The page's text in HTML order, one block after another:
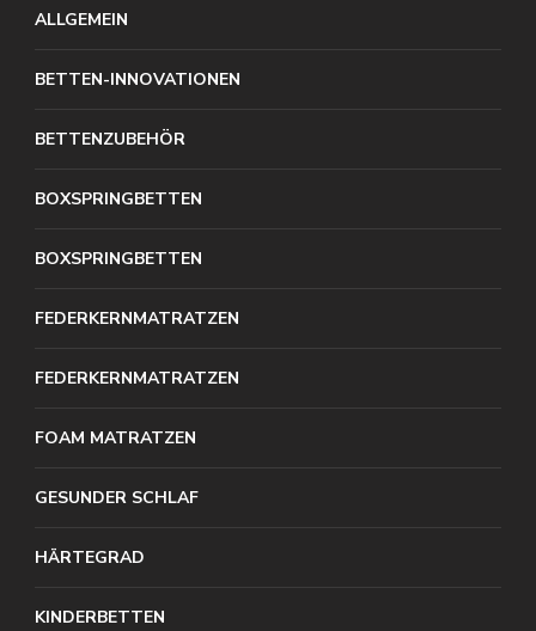
ALLGEMEIN
BETTEN-INNOVATIONEN
BETTENZUBEHÖR
BOXSPRINGBETTEN
BOXSPRINGBETTEN
FEDERKERNMATRATZEN
FEDERKERNMATRATZEN
FOAM MATRATZEN
GESUNDER SCHLAF
HÄRTEGRAD
KINDERBETTEN